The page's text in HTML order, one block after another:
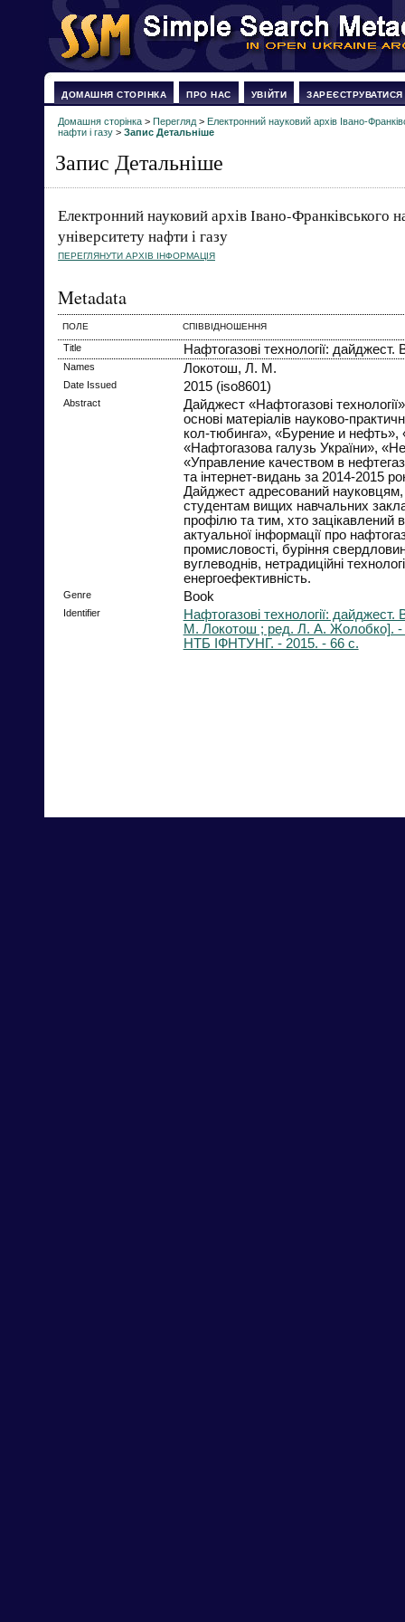
ДОМАШНЯ СТОРІНКА ПРО НАС УВІЙТИ ЗАРЕЄСТРУВАТИСЯ
Домашня сторінка > Перегляд > Електронний науковий архів Івано-
нафти і газу > Запис Детальніше
Запис Детальніше
Електронний науковий архів Івано-Франківського
університету нафти і газу
ПЕРЕГЛЯНУТИ АРХІВ ІНФОРМАЦІЯ
Metadata
ПОЛЕ СПІВВІДНОШЕННЯ
Title Нафтогазові технології: дайджест.
Names Локотош, Л. М.
Date Issued 2015 (iso8601)
Abstract
Дайджест «Нафтогазові
основі матеріалів науково-
кол-тюбинга», «Бурение и
«Нафтогазова галузь України»,
«Управление качеством в
та інтернет-видань за 2014-2015
Дайджест адресований
студентам вищих навчальних
профілю та тим, хто зацікавлений
актуальної інформації про
промисловості, буріння
вуглеводнів, нетрадиційні
енергоефективність.
Genre Book
Identifier
Нафтогазові технології:
М. Локотош ; ред. Л. А. Жолобко]. -
НТБ ІФНТУНГ. - 2015. - 66 с.